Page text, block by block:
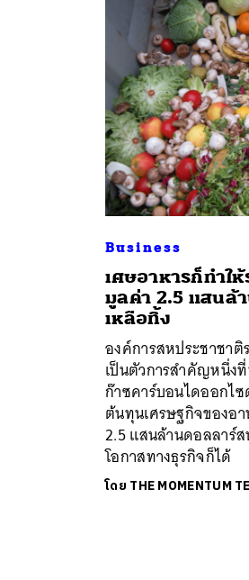
Business
เศษอาหารก็ทำใ
มูลค่า 2.5 แสนล้
เหลือทิ้ง
องค์การสหประชาชาติ
เป็นตัวการสำคัญหนึ่ง
ก๊าซคาร์บอนไดออกไ
ต้นทุนเศรษฐกิจของอ
2.5 แสนล้านดอลลาร์
โอกาสทางธุรกิจก็ได้
โดย THE MOMENTUM